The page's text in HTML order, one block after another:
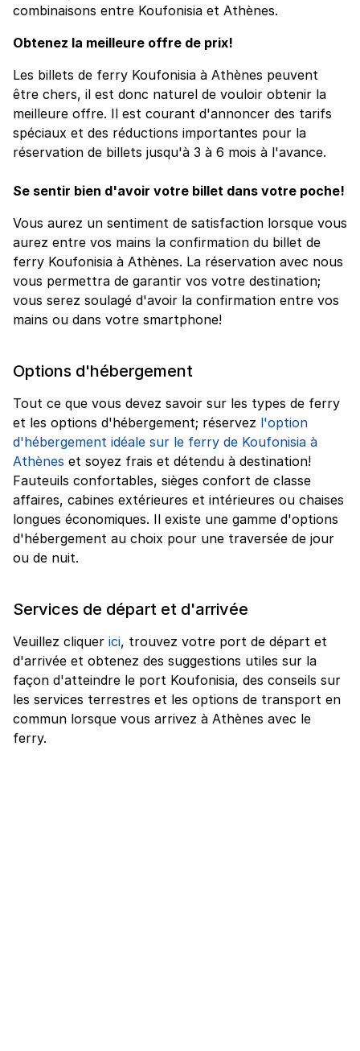
combinaisons entre Koufonisia et Athènes.
Obtenez la meilleure offre de prix!
Les billets de ferry Koufonisia à Athènes peuvent
être chers, il est donc naturel de vouloir obtenir la
meilleure offre. Il est courant d'annoncer des tarifs
spéciaux et des réductions importantes pour la
réservation de billets jusqu'à 3 à 6 mois à l'avance.
Se sentir bien d'avoir votre billet dans votre poche!
Vous aurez un sentiment de satisfaction lorsque vous
aurez entre vos mains la confirmation du billet de
ferry Koufonisia à Athènes. La réservation avec nous
vous permettra de garantir vos votre destination;
vous serez soulagé d'avoir la confirmation entre vos
mains ou dans votre smartphone!
Options d'hébergement
Tout ce que vous devez savoir sur les types de ferry
et les options d'hébergement; réservez l'option
d'hébergement idéale sur le ferry de Koufonisia à
Athènes et soyez frais et détendu à destination!
Fauteuils confortables, sièges confort de classe
affaires, cabines extérieures et intérieures ou chaises
longues économiques. Il existe une gamme d'options
d'hébergement au choix pour une traversée de jour
ou de nuit.
Services de départ et d'arrivée
Veuillez cliquer ici, trouvez votre port de départ et
d'arrivée et obtenez des suggestions utiles sur la
façon d'atteindre le port Koufonisia, des conseils sur
les services terrestres et les options de transport en
commun lorsque vous arrivez à Athènes avec le
ferry.